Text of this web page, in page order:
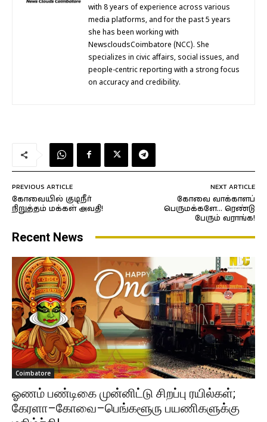
with 8 years of experience across various
media platforms, and for the past 5 years
she has been working with
NewscloudsCoimbatore (NCC). She
specializes in civic affairs, social issues, and
people-centric reporting with a strong focus
on accuracy and credibility.
PREVIOUS ARTICLE
கோவையில் குடிநீர்
நிறுத்தம் மக்கள் அவதி!
NEXT ARTICLE
கோவை வாக்காளப்
பெருமக்களே… ரெண்டு
பேரும் வராங்க!
Recent News
Coimbatore
ஓணம் பண்டிகை முன்னிட்டு சிறப்பு ரயில்கள்;
கேரளா–கோவை–பெங்களூரு பயணிகளுக்கு